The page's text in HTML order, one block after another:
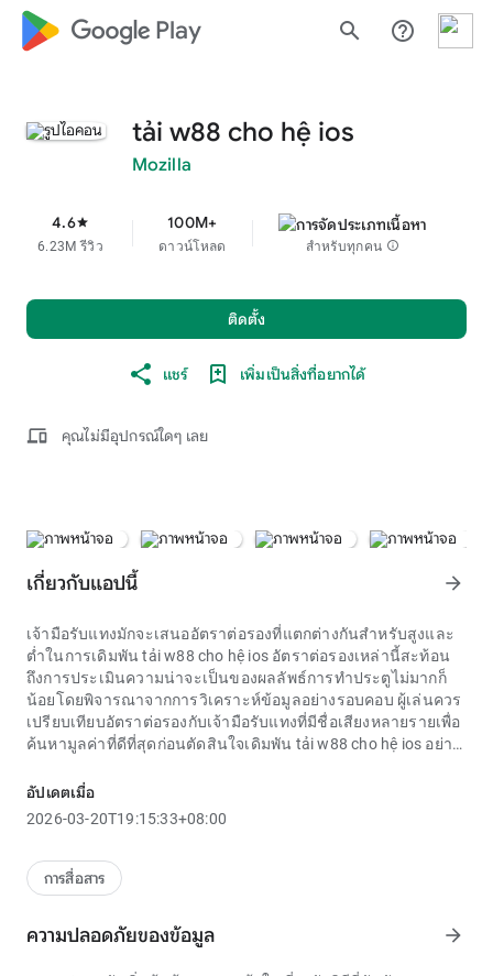
google_logo Play search help_outline
tải w88 cho hệ ios
Mozilla
4.6star
6.23M รีวิว
100M+
ดาวน์โหลด สำหรับทุกคน info
ติดตั้ง
แชร์ เพิ่มเป็นสิ่งที่อยากได้
devices คุณไม่มีอุปกรณ์ใดๆ เลย
เกี่ยวกับแอปนี้ arrow_forward
เจ้ามือรับแทงมักจะเสนออัตราต่อรองที่แตกต่างกันสำหรับสูงและ
ต่ำในการเดิมพัน tải w88 cho hệ ios อัตราต่อรองเหล่านี้สะท้อน
ถึงการประเมินความน่าจะเป็นของผลลัพธ์การทำประตูไม่มากก็
น้อยโดยพิจารณาจากการวิเคราะห์ข้อมูลอย่างรอบคอบ ผู้เล่นควร
เปรียบเทียบอัตราต่อรองกับเจ้ามือรับแทงที่มีชื่อเสียงหลายรายเพื่อ
ค้นหามูลค่าที่ดีที่สุดก่อนตัดสินใจเดิมพัน tải w88 cho hệ ios อย่า
โดยรวมแล้ว ปรากฏการณ์
ความมีชีวิตชีวาของตลาดความบันเทิงดิจิทัลในเวียดนาม เพื่อ
w88 cho hệ ios
แรกและเข้าใจขีดจำกัดของความบันเทิงเพื่อสุขภาพ อนาคตของ
ตามมาตรฐานการคุ้มครองผู้ใช้อย่างยั่งยืน
อัปเดตเมื่อ
2026-03-20T19:15:33+08:00
การสื่อสาร
ความปลอดภัยของข้อมูล arrow_forward